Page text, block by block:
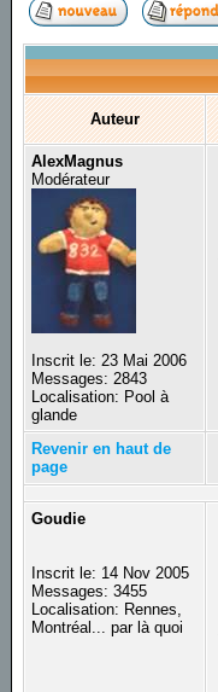
Auteur
AlexMagnus
Modérateur
Inscrit le: 23 Mai 2006
Messages: 2843
Localisation: Pool à
glande
Revenir en haut de
page
Goudie
Inscrit le: 14 Nov 2005
Messages: 3455
Localisation: Rennes,
Montréal... par là quoi